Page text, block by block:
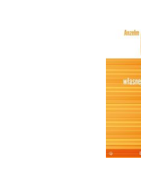
Książki obcojęzyczne
Poradniki, leksykony...
Podręczniki szkolne